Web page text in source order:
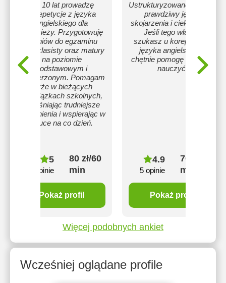
Od 10 lat prowadzę
korepetycje z języka
angielskiego dla
młodzieży. Przygotowuję
uczniów do egzaminu
ósmoklasisty oraz matury
na poziomie
podstawowym i
rozszerzonym. Pomagam
także w bieżących
obowiązkach szkolnych,
wyjaśniając trudniejsze
zagadnienia i wspierając w
nauce na co dzień.
5
8 opinie
80 zł/60
min
Pokaż profil
Ustrukturyzowane zajęcia,
prawdziwy język,
skojarzenia i ciekawostki.
Jeśli tego właśnie
szukasz u korepetytora
języka angielskiego,
chętnie pomogę Ci się go
nauczyć.
4.9
5 opinie
70 zł/60
min
Pokaż profil
Więcej podobnych ankiet
Wcześniej oglądane profile